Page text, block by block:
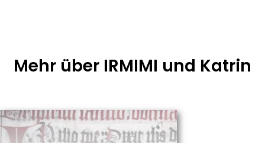
Mehr über IRMIMI und Katrin